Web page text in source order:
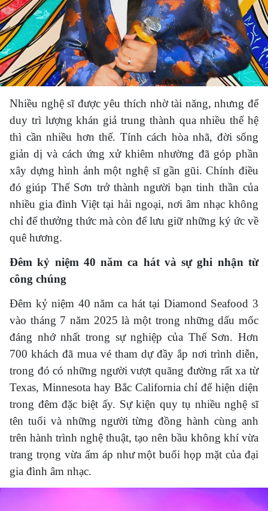
Nhiều nghệ sĩ được yêu thích nhờ tài năng, nhưng để
duy trì lượng khán giả trung thành qua nhiều thế hệ
thì cần nhiều hơn thế. Tính cách hòa nhã, đời sống
giản dị và cách ứng xử khiêm nhường đã góp phần
xây dựng hình ảnh một nghệ sĩ gần gũi. Chính điều
đó giúp Thế Sơn trở thành người bạn tinh thần của
nhiều gia đình Việt tại hải ngoại, nơi âm nhạc không
chỉ để thưởng thức mà còn để lưu giữ những ký ức về
quê hương.
Đêm kỷ niệm 40 năm ca hát và sự ghi nhận từ
công chúng
Đêm kỷ niệm 40 năm ca hát tại Diamond Seafood 3
vào tháng 7 năm 2025 là một trong những dấu mốc
đáng nhớ nhất trong sự nghiệp của Thế Sơn. Hơn
700 khách đã mua vé tham dự đầy ắp nơi trình diễn,
trong đó có những người vượt quãng đường rất xa từ
Texas, Minnesota hay Bắc California chỉ để hiện diện
trong đêm đặc biệt ấy. Sự kiện quy tụ nhiều nghệ sĩ
tên tuổi và những người từng đồng hành cùng anh
trên hành trình nghệ thuật, tạo nên bầu không khí vừa
trang trọng vừa ấm áp như một buổi họp mặt của đại
gia đình âm nhạc.